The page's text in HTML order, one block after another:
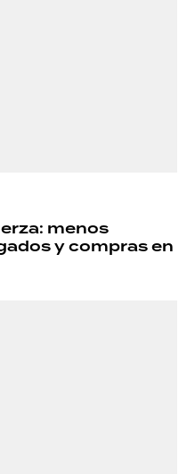
menos
y compras en